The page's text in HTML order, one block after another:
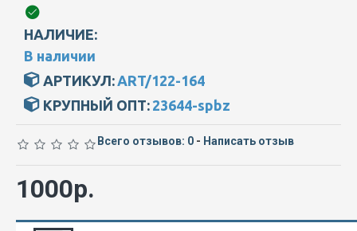
НАЛИЧИЕ:
В наличии
АРТИКУЛ: ART/122-164
КРУПНЫЙ ОПТ: 23644-spbz
Всего отзывов: 0 - Написать отзыв
1000р.